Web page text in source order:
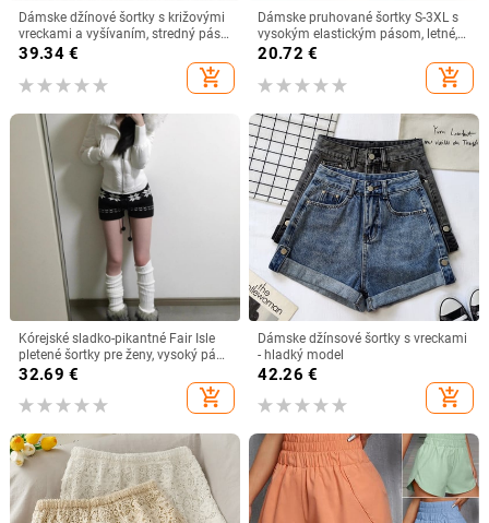
Dámske džínové šortky s križovými
vreckami a vyšívaním, stredný pás,
dĺžka hot pants, bavlno-
39.34€
add_shopping_cart
Dámske pruhované šortky S-3XL s
vysokým elastickým pásom, letné,
základné, pohodlné, univerzálne,
denné, kórejský štýl, móda, ležérne,
šortky
20.72 €
add_shopping_cart
Kórejské sladko-pikantné Fair Isle
pletené šortky pre ženy, vysoký pás,
polyesterové pleteniny, jacquard
32.69 €
add_shopping_cart
Dámske džínsové šortky s vreckami
- hladký model
42.26 €
add_shopping_cart